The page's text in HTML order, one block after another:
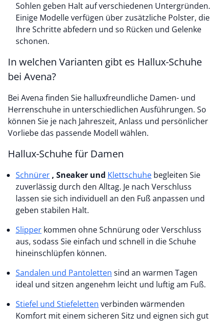
Sohlen geben Halt auf verschiedenen Untergründen.
Einige Modelle verfügen über zusätzliche Polster, die
Ihre Schritte abfedern und so Rücken und Gelenke
schonen.
In welchen Varianten gibt es Hallux-Schuhe
bei Avena?
Bei Avena finden Sie halluxfreundliche Damen- und
Herrenschuhe in unterschiedlichen Ausführungen. So
können Sie je nach Jahreszeit, Anlass und persönlicher
Vorliebe das passende Modell wählen.
Hallux-Schuhe für Damen
Schnürer , Sneaker und Klettschuhe
zuverlässig durch den Alltag. Je nach Verschluss
lassen sie sich individuell an den Fuß anpassen und
geben stabilen Halt.
Slipper kommen ohne Schnürung oder Verschluss
aus, sodass Sie einfach und schnell in die Schuhe
hineinschlüpfen können.
Sandalen und Pantoletten sind an warmen Tagen
ideal und sitzen angenehm leicht und luftig am Fuß.
Stiefel und Stiefeletten verbinden wärmenden
Komfort mit einem sicheren Sitz und eignen sich gut